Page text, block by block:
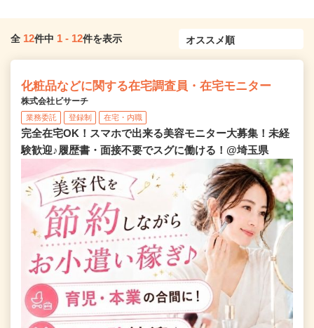
全 12件中 1 - 12件を表示
化粧品などに関する在宅調査員・在宅モニター
株式会社ビサーチ
業務委託 登録制 在宅・内職
完全在宅OK！スマホで出来る美容モニター大募集！未経
験歓迎♪履歴書・面接不要でスグに働ける！@埼玉県